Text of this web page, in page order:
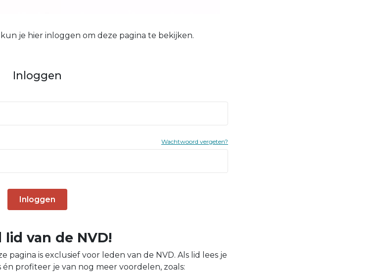
je hier inloggen om deze pagina te bekijken.
Inloggen
Wachtwoord vergeten?
Inloggen
lid van de NVD!
pagina is exclusief voor leden van de NVD. Als lid lees je
én profiteer je van nog meer voordelen, zoals: